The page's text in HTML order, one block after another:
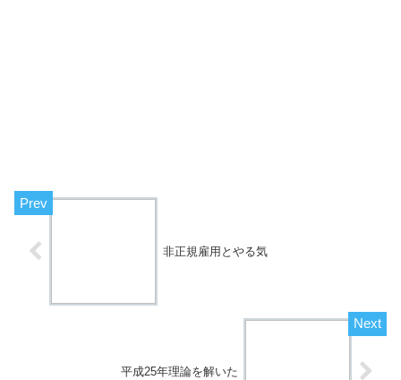
非正規雇用とやる気
平成25年理論を解いた